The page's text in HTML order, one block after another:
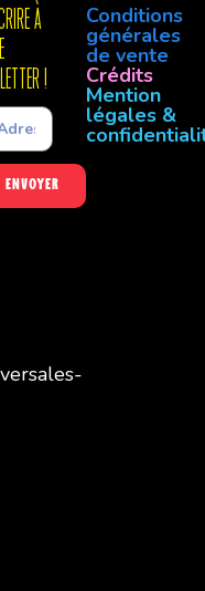
à
!
Envoyer
Conditions
générales
de vente
Crédits
Mention
légales &